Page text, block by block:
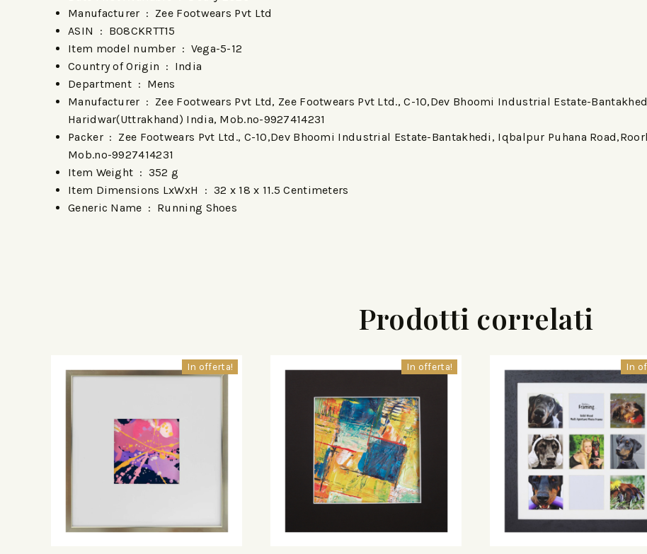
Manufacturer ‏ : ‎ Zee Footwears Pvt Ltd
ASIN ‏ : ‎ B08CKRTT15
Item model number ‏ : ‎ Vega-5-12
Country of Origin ‏ : ‎ India
Department ‏ : ‎ Mens
Manufacturer ‏ : ‎ Zee Footwears Pvt Ltd, Zee Footwears Pvt Ltd., C-10,Dev Bhoomi Industrial Estate-
Haridwar(Uttrakhand) India, Mob.no-9927414231
Packer ‏ : ‎ Zee Footwears Pvt Ltd., C-10,Dev Bhoomi Industrial Estate-Bantakhedi, Iqbalpur Puhana
Mob.no-9927414231
Item Weight ‏ : ‎ 352 g
Item Dimensions LxWxH ‏ : ‎ 32 x 18 x 11.5 Centimeters
Generic Name ‏ : ‎ Running Shoes
Prodotti correlati
In offerta! In offerta! In